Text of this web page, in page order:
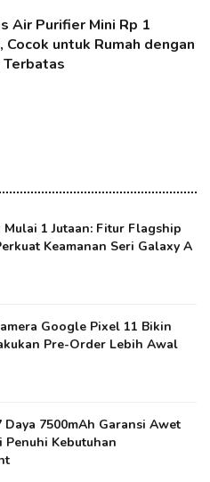
Air Purifier Mini Rp 1
Cocok untuk Rumah dengan
Terbatas
Mulai 1 Jutaan: Fitur Flagship
Keamanan Seri Galaxy A
Google Pixel 11 Bikin
Pre-Order Lebih Awal
Daya 7500mAh Garansi Awet
Penuhi Kebutuhan